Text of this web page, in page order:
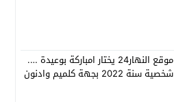
موقع النهار24 يختار امباركة بوعيدة ….
شخصية سنة 2022 بجهة كلميم وادنون